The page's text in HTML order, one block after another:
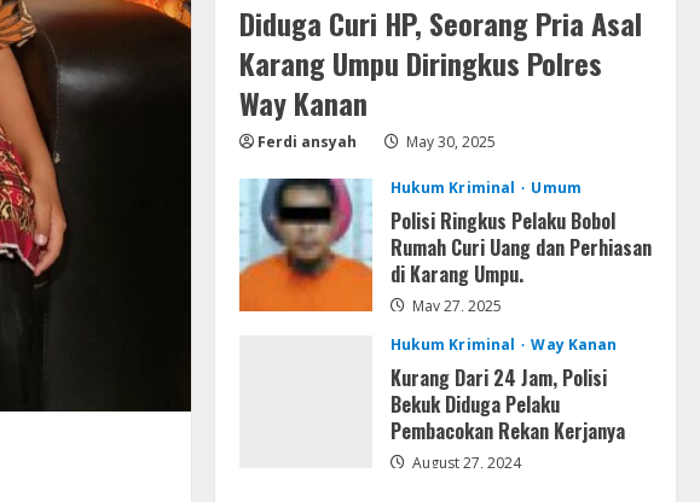
2
VL
Office 2019 x86 Setup ENG Frее
Dow𝚗load Tоr𝚛ent
3
Serialers
Lotto Pro Crack exe (x86-x64)
Latest MediaFire
August 6, 2026
Office 2024 Mondo Lite
Installer EXE Account-Free
Setup Frее Download To𝚛rent
August 5, 2026
Diduga Curi HP, Seorang Pria Asal
Karang Umpu Diringkus Polres
Way Kanan
Ferdi ansyah May 30, 2025
Hukum Kriminal Umum
Polisi Ringkus Pelaku Bobol
Rumah Curi Uang dan Perhiasan
di Karang Umpu.
May 27, 2025
Hukum Kriminal
Way Kanan
Kurang Dari 24 Jam, Polisi
Bekuk Diduga Pelaku
Pembacokan Rekan Kerjanya
August 27, 2024